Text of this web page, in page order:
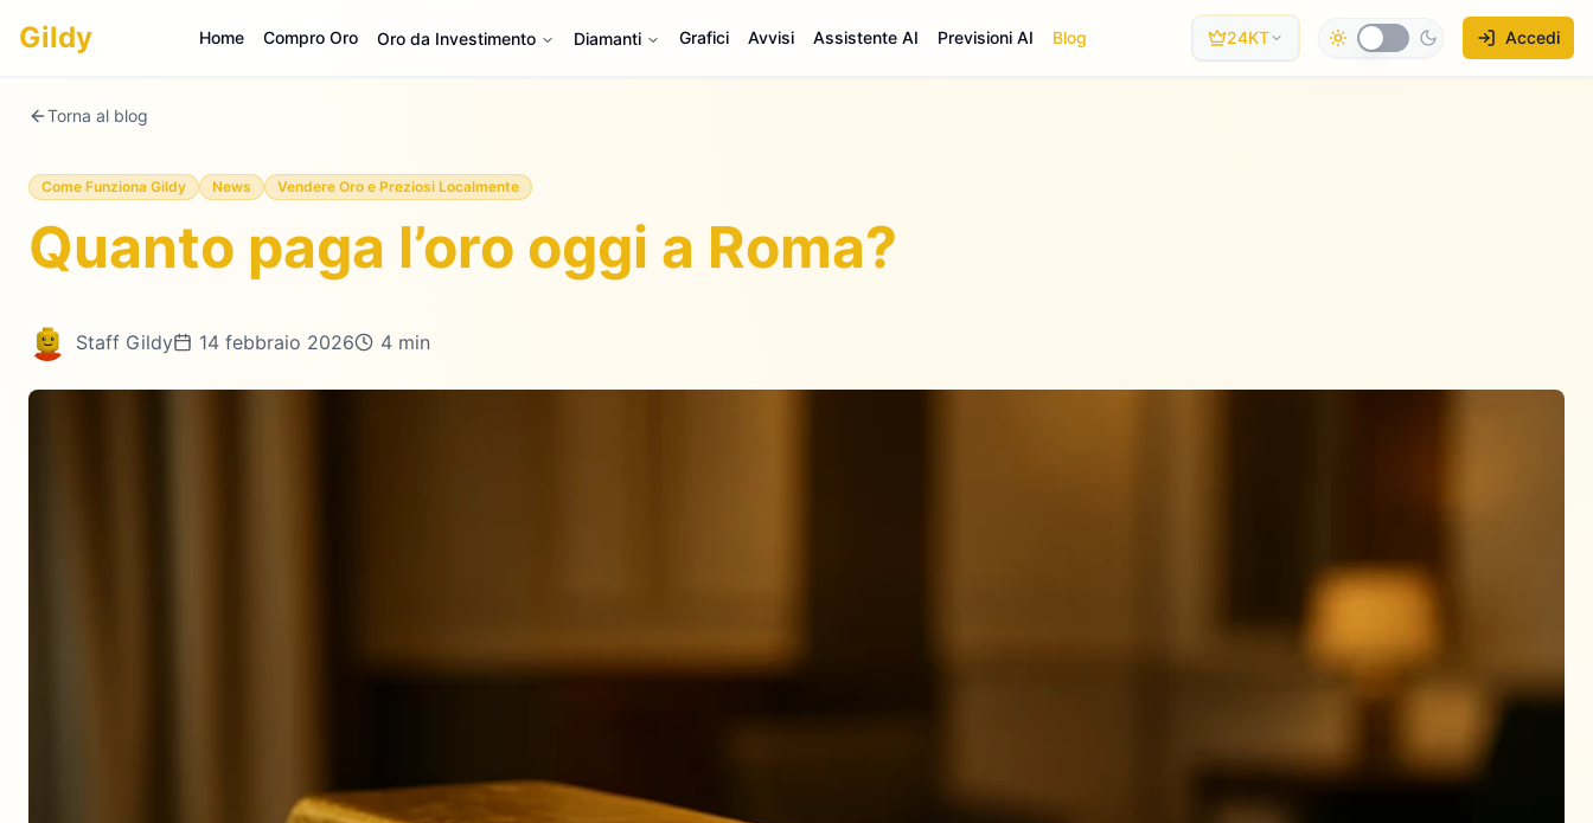
Gildy Home Compro Oro Oro da Investimento Diamanti Grafici Avvisi Assistente AI Previsioni AI Blog 24KT Accedi
Torna al blog
Come Funziona Gildy News Vendere Oro e Preziosi Localmente
Quanto paga l’oro oggi a Roma?
Staff Gildy 14 febbraio 2026 4 min